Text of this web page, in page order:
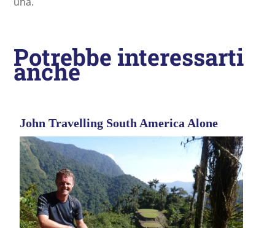
Potrebbe interessarti
anche
John Travelling South America Alone